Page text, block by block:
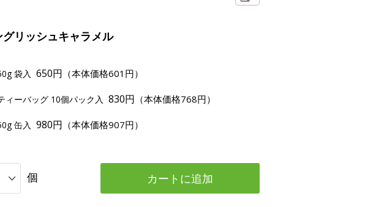
グリッシュキャラメル
袋入 650円 （本体価格601円）
ィーバッグ 10個パック入 830円 （本体価格768円）
缶入 980円 （本体価格907円）
個 カートに追加